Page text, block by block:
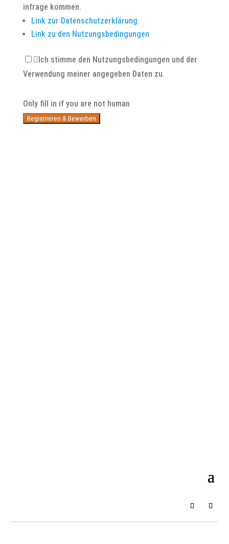
infrage kommen.
Link zur Datenschutzerklärung
Link zu den Nutzungsbedingungen
Ich stimme den Nutzungsbedingungen und der
Verwendung meiner angegeben Daten zu.
Only fill in if you are not human